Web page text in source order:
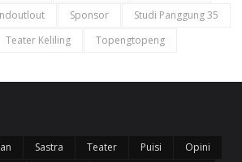
Sponsor
Studi Panggung 35
Teater Keliling Topengtopeng
Sastra Teater Puisi
Opini